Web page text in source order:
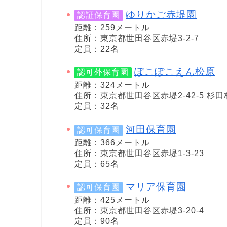
認証保育園 ゆりかご赤堤園
距離：259メートル
住所：東京都世田谷区赤堤3-2-7
定員：22名
認可外保育園 ぽこぽこえん松原
距離：324メートル
住所：東京都世田谷区赤堤2-42-5 杉田
定員：32名
認可保育園 河田保育園
距離：366メートル
住所：東京都世田谷区赤堤1-3-23
定員：65名
認可保育園 マリア保育園
距離：425メートル
住所：東京都世田谷区赤堤3-20-4
定員：90名